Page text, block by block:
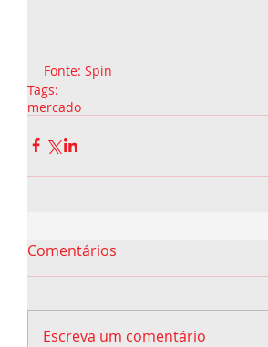
Fonte: Spin
Tags:
mercado
Comentários
Escreva um comentário